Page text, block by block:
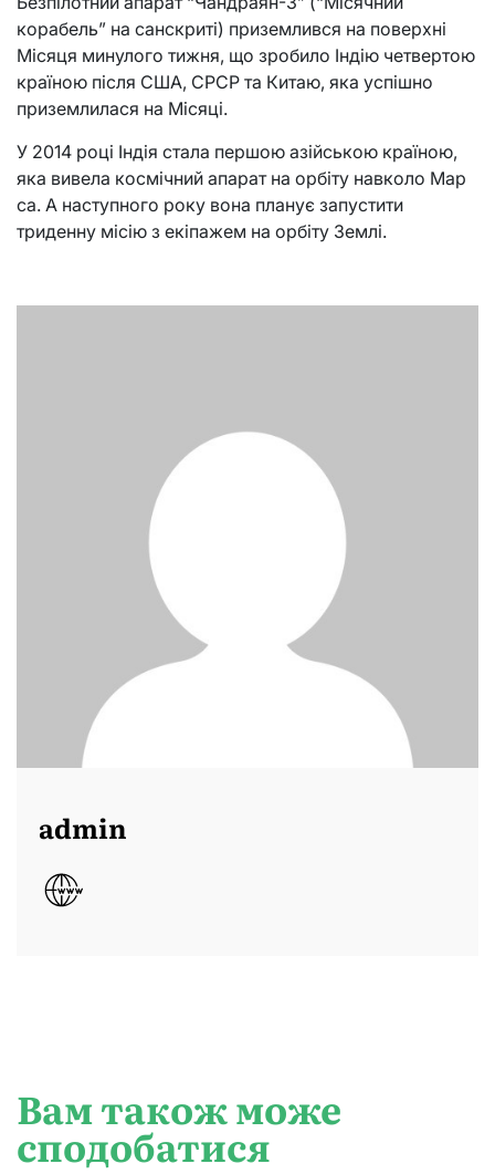
корабель” на санскриті) приземлився на поверхні
Місяця минулого тижня, що зробило Індію четвертою
країною після США, СРСР та Китаю, яка успішно
приземлилася на Місяці.
У 2014 році Індія стала першою азійською країною,
яка вивела космічний апарат на орбіту навколо Мар
са. А наступного року вона планує запустити
триденну місію з екіпажем на орбіту Землі.
admin
Вам також може
сподобатися